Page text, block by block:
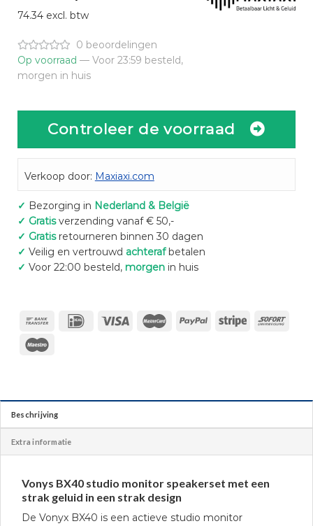
prijs
was:
€109,95.€89,95.
74.34 excl. btw
0 beoordelingen
Op voorraad — Voor 23:59 besteld,
morgen in huis
Controleer de voorraad
Verkoop door: Maxiaxi.com
✓ Bezorging in Nederland & België
✓ Gratisverzending vanaf € 50,-
✓ Gratisretourneren binnen 30 dagen
✓ Veilig en vertrouwd achterafbetalen
✓ Voor 22:00 besteld, morgenin huis
Beschrijving
Extra informatie
Vonys BX40 studio monitor speakerset met een
strak geluid in een strak design
De Vonyx BX40 is een actieve studio monitor